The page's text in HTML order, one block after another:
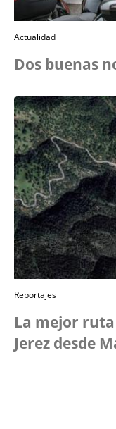
Actualidad
Dos buenas
Reportajes
La mejor
Jerez desde